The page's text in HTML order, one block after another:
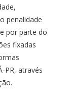
penalidade
por parte do
fixadas
PR, através